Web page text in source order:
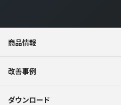
商品情報
改善事例
ダウンロード